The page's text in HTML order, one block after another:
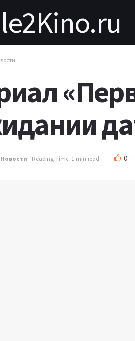
Новости Reading Time: 1 min read 0